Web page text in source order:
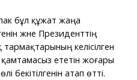
бұл құжат жаңа
және Президенттің
келісілген
қамтамасыз ететін жоғары
бекітілгенін атап өтті.